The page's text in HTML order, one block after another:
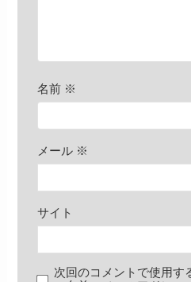
名前 ※
メール ※
サイト
次回のコメントで使用す